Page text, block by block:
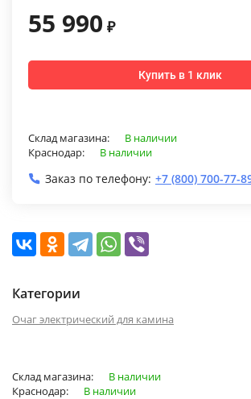
55 990 ₽
Купить в 1 клик
Склад магазина:
В наличии
Краснодар:
В наличии
Заказ по телефону: +7 (800) 700-77-
Категории
Очаг электрический для камина
Склад магазина:
В наличии
Краснодар:
В наличии